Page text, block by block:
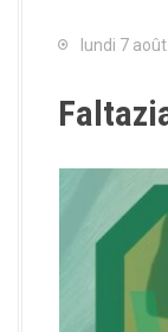
lundi 7